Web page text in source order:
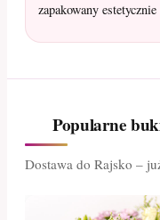
zapakowany
Popularne
Dostawa do Rajsko –